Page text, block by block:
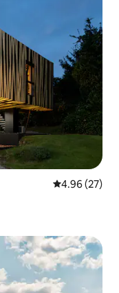
從 27 則評價
4.96 (27)